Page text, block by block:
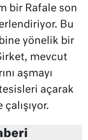
bir Rafale son
Bu
yönelik bir
mevcut
aşmayı
açarak